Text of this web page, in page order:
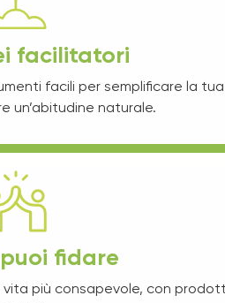
facilitatori
facili per semplificare la
un’abitudine naturale.
fidare
più consapevole, con